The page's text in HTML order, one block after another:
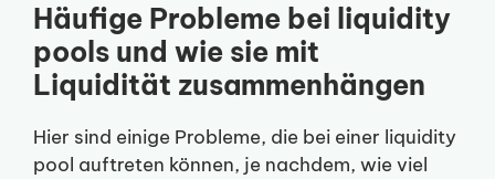
Häufige Probleme bei liquidity
pools und wie sie mit
Liquidität zusammenhängen
Hier sind einige Probleme, die bei einer liquidity
pool auftreten können, je nachdem, wie viel